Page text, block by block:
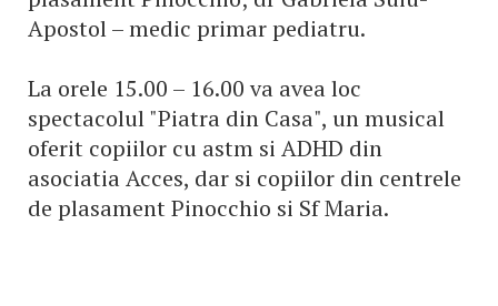
Apostol – medic primar pediatru.
La orele 15.00 – 16.00 va avea loc
spectacolul "Piatra din Casa", un musical
oferit copiilor cu astm si ADHD din
asociatia Acces, dar si copiilor din centrele
de plasament Pinocchio si Sf Maria.